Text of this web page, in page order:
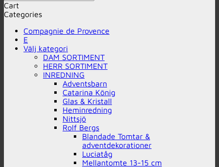
Cart
Categories
Compagnie de Provence
E
Välj kategori
DAM SORTIMENT
HERR SORTIMENT
INREDNING
Adventsbarn
Catarina König
Glas & Kristall
Heminredning
Nittsjö
Rolf Bergs
Blandade Tomtar &
adventdekorationer
Luciatåg
Mellantomte 13-15 cm